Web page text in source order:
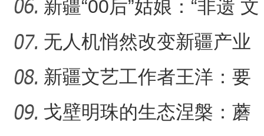
证
走出国门？
新疆“00后”姑娘：“非遗 文
创”让传统文化“潮”
无人机悄然改变新疆产业
生产方式
新疆文艺工作者王洋：要
把美好的家乡唱给更多人
戈壁明珠的生态涅槃：蘑